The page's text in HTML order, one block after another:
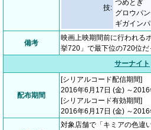
技:
つめとぎ
グロウパ
ギガインパ
備考
映画上映期間前に行われる
挙720」で最下位の720位だ
サーナイト
配布期間
[シリアルコード配信期間]
2016年6月17日 (金) ～
[シリアルコード有効期間]
2016年6月17日 (金) ～
対象店舗で「キミアの色違